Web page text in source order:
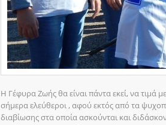
Η Γέφυρα Ζωής θα είναι πάντα εκεί, να τιμά
σήμερα ελεύθεροι , αφού εκτός από τα
διαβίωσης στα οποία ασκούνται και